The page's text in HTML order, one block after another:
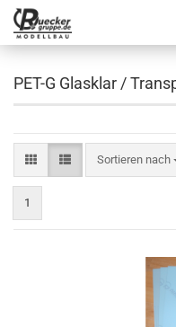
PET-G Glasklar /
Sortieren nach
Sortieren nach
1